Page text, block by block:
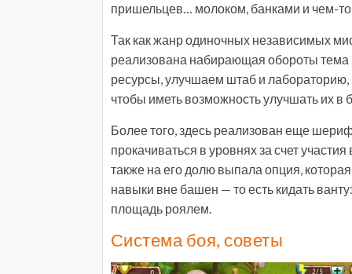
пришельцев… молоком, банками и чем-
Так как жанр одиночных независимых
реализована набирающая обороты
ресурсы, улучшаем штаб и
чтобы иметь возможность улучшать их в
Более того, здесь реализован еще
прокачиваться в уровнях за счет
также на его долю выпала опция,
навыки вне башен — то есть кидать
площадь роялем.
Система боя, советы